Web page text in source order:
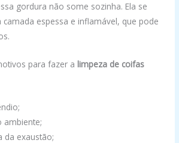
gordura não some sozinha. Ela se
espessa e inflamável, que pode
para fazer a limpeza de coifas
ambiente;
da exaustão;